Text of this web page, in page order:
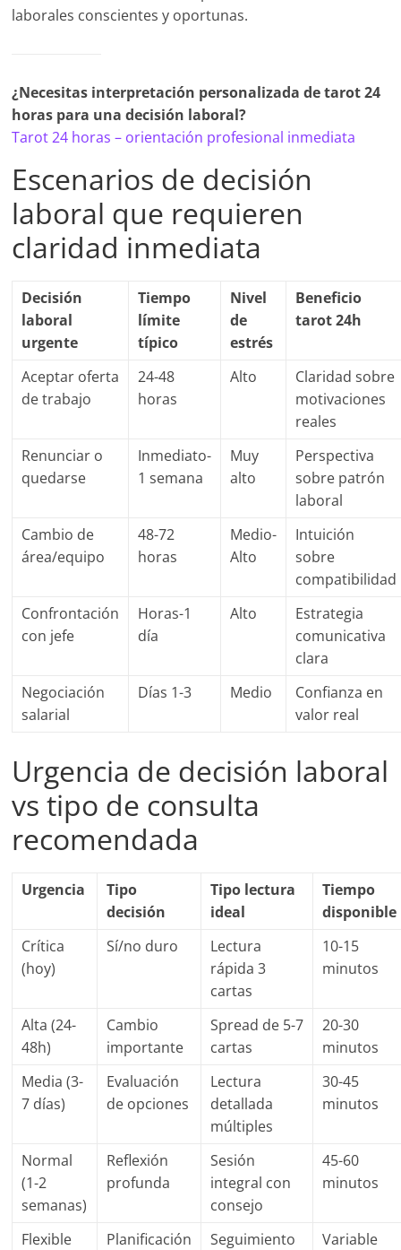
laborales conscientes y oportunas.
¿Necesitas interpretación personalizada de tarot 24
horas para una decisión laboral?
Tarot 24 horas – orientación profesional inmediata
Escenarios de decisión
laboral que requieren
claridad inmediata
Decisión
laboral
urgente
Tiempo
límite
típico
Nivel
de
estrés
Beneficio
tarot 24h
Aceptar oferta
de trabajo
24-48
horas
Alto
Claridad sobre
motivaciones
reales
Renunciar o
quedarse
Inmediato-
1 semana
Muy
alto
Perspectiva
sobre patrón
laboral
Cambio de
área/equipo
48-72
horas
Medio-
Alto
Intuición
sobre
compatibilidad
Confrontación
con jefe
Horas-1
día
Alto
Estrategia
comunicativa
clara
Negociación
salarial
Días 1-3 Medio
Confianza en
valor real
Urgencia de decisión laboral
vs tipo de consulta
recomendada
Urgencia
Tipo
decisión
Tipo lectura
ideal
Tiempo
disponible
Crítica
(hoy)
Sí/no duro
Lectura
rápida 3
cartas
10-15
minutos
Alta (24-
48h)
Cambio
importante
Spread de 5-7
cartas
20-30
minutos
Media (3-
7 días)
Evaluación
de opciones
Lectura
detallada
múltiples
30-45
minutos
Normal
(1-2
semanas)
Reflexión
profunda
Sesión
integral con
consejo
45-60
minutos
Flexible
Planificación
Seguimiento
Variable